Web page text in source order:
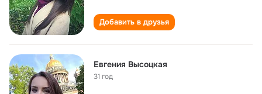
Добавить в друзья
Евгения Высоцкая
31 год